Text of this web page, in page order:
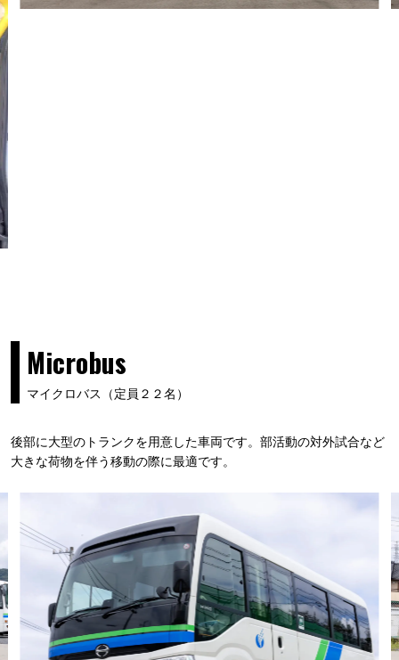
Microbus
マイクロバス（定員２２名）
後部に大型のトランクを用意した車両です。部活動の対外試合など
大きな荷物を伴う移動の際に最適です。